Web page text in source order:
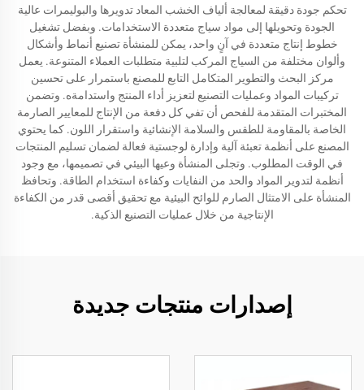
تحكم جودة دقيقة لمعالجة ألياف الخشب المعاد تدويرها والبوليمرات عالية
الجودة وتحويلها إلى مواد سياج متعددة الاستخدامات. وبفضل تشغيل
خطوط إنتاج متعددة في آنٍ واحد، يمكن للمنشأة تصنيع أنماط وأشكال
وألوان مختلفة من السياج المركب لتلبية متطلبات العملاء المتنوعة. يعمل
مركز البحث والتطوير المتكامل التابع للمصنع باستمرار على تحسين
تركيبات المواد وعمليات التصنيع لتعزيز أداء المنتج واستدامةه. وتضمن
المختبرات المتقدمة للفحص أن تفي كل دفعة من الإنتاج للمعايير الصارمة
الخاصة بالمقاومة للطقس والسلامة الإنشائية واستقرار اللون. كما يحتوي
المصنع على أنظمة تعبئة آلية وإدارة لوجستية فعالة لضمان تسليم المنتجات
في الوقت المطلوب. وتجلى المنشأة وعيها البيئي في تصميمها، مع وجود
أنظمة لتدوير المواد والحد من النفايات وكفاءة استخدام الطاقة. وتحافظ
المنشأة على الامتثال الصارم للوائح البيئية مع تحقيق أقصى قدر من الكفاءة
الإنتاجية من خلال عمليات التصنيع الذكية.
إصدارات منتجات جديدة